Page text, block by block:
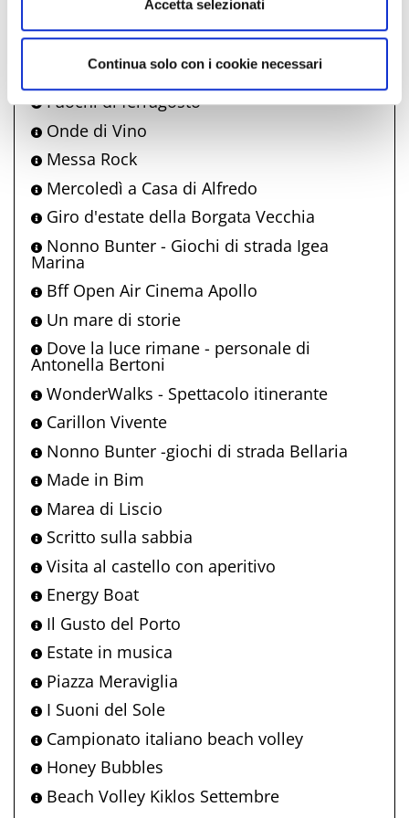
Accetta selezionati
Continua solo con i cookie necessari
Fiesta! Music & Food
Bell'Italia
La carrozza incantata
Fuochi di ferragosto
Onde di Vino
Messa Rock
Mercoledì a Casa di Alfredo
Giro d'estate della Borgata Vecchia
Nonno Bunter - Giochi di strada Igea
Marina
Bff Open Air Cinema Apollo
Un mare di storie
Dove la luce rimane - personale di
Antonella Bertoni
WonderWalks - Spettacolo itinerante
Carillon Vivente
Nonno Bunter -giochi di strada Bellaria
Made in Bim
Marea di Liscio
Scritto sulla sabbia
Visita al castello con aperitivo
Energy Boat
Il Gusto del Porto
Estate in musica
Piazza Meraviglia
I Suoni del Sole
Campionato italiano beach volley
Honey Bubbles
Beach Volley Kiklos Settembre